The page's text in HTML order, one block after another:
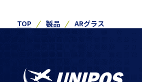
TOP 製品 ARグラス